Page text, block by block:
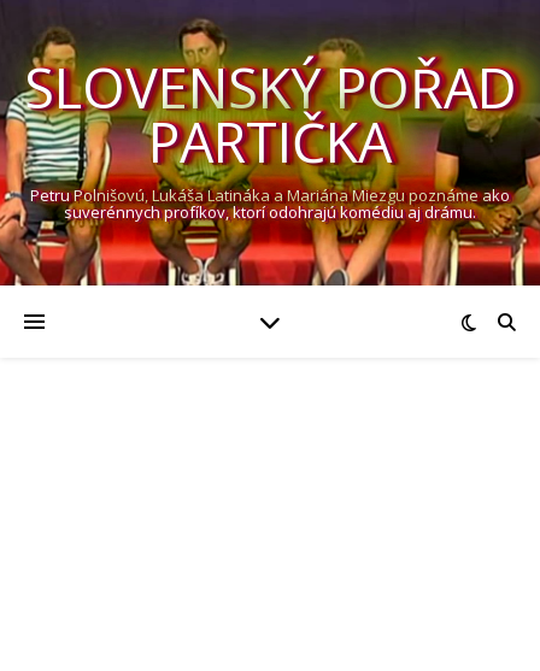
SLOVENSKÝ POŘAD
PARTIČKA
Petru Polnišovú, Lukáša Latináka a Mariána Miezgu poznáme ako
suverénnych profíkov, ktorí odohrajú komédiu aj drámu.